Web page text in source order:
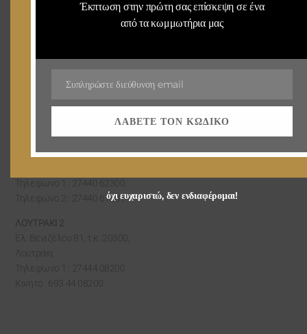
Άνω Γλυφάδα
ΛΟΥΤΡΑΚΙ
Ελ. Βενιζέλου 51, τ.κ. 20300,
Τηλεφωνο 1 : 27440 62300
Τηλεφωνο 2 : 27440 61301
ΛΟΥΤΡΑΚΙ 2
Ελ. Βενιζέλου 81, τ.κ. 20300,
Λουτράκι
Τηλεφωνο 1 : 27444 08200
Κινητό : 693 44 08200
Έκπτωση στην πρώτη σας επίσκεψη σε ένα
από τα κωμμωτήρια μας
Email
Συπληρώστε διεύθυνση email
ΛΆΒΕΤΕ ΤΟΝ ΚΩΔΙΚΌ
όχι ευχαριστώ, δεν ενδιαφέρομαι!